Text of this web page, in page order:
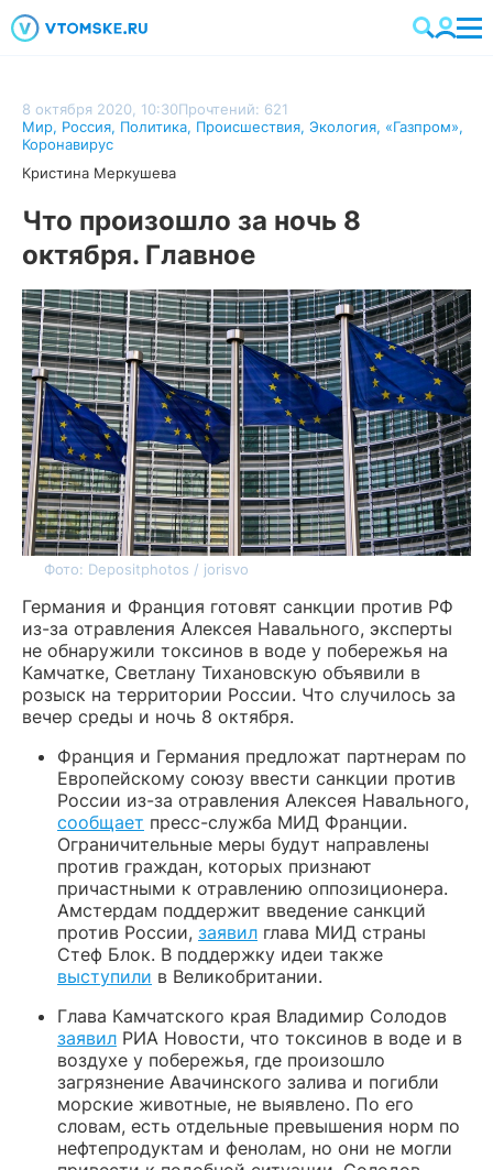
8 октября 2020, 10:30Прочтений: 621
Мир, Россия, Политика, Происшествия, Экология, «Газпром»,
Коронавирус
Кристина Меркушева
Что произошло за ночь 8
октября. Главное
Фото: Depositphotos / jorisvo
Германия и Франция готовят санкции против РФ
из-за отравления Алексея Навального, эксперты
не обнаружили токсинов в воде у побережья на
Камчатке, Светлану Тихановскую объявили в
розыск на территории России. Что случилось за
вечер среды и ночь 8 октября.
Франция и Германия предложат партнерам по
Европейскому союзу ввести санкции против
России из-за отравления Алексея Навального,
сообщает пресс-служба МИД Франции.
Ограничительные меры будут направлены
против граждан, которых признают
причастными к отравлению оппозиционера.
Амстердам поддержит введение санкций
против России, заявил глава МИД страны
Стеф Блок. В поддержку идеи также
выступили в Великобритании.
Глава Камчатского края Владимир Солодов
заявил РИА Новости, что токсинов в воде и в
воздухе у побережья, где произошло
загрязнение Авачинского залива и погибли
морские животные, не выявлено. По его
словам, есть отдельные превышения норм по
нефтепродуктам и фенолам, но они не могли